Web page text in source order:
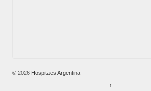
© 2026 Hospitales Argentina
↑